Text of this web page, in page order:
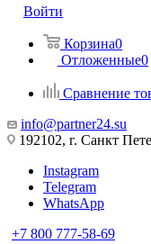
Войти
Корзина0
Отложенные0
Сравнение
info@partner24.su
192102, г. Санкт
Instagram
Telegram
WhatsApp
+7 800 777-58-69